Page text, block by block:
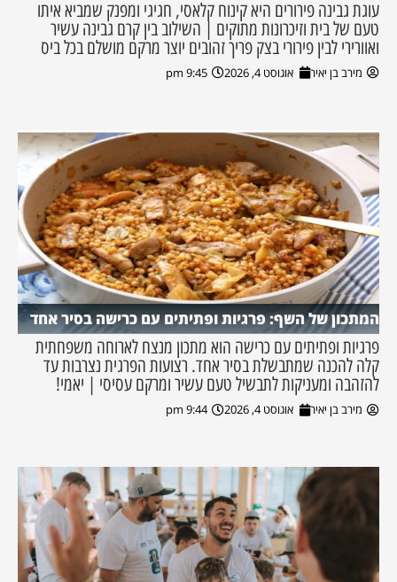
עוגת גבינה פירורים היא קינוח קלאסי, חגיגי ומפנק שמביא איתו
טעם של בית וזיכרונות מתוקים | השילוב בין קרם גבינה עשיר
ואוורירי לבין פירורי בצק פריך זהובים יוצר מרקם מושלם בכל ביס
מירב בן יאיר אוגוסט 4, 2026 9:45 pm
המתכון של השף: פרגיות ופתיתים עם כרישה בסיר אחד
פרגיות ופתיתים עם כרישה הוא מתכון מנצח לארוחה משפחתית
קלה להכנה שמתבשלת בסיר אחד. רצועות הפרגית נצרבות עד
להזהבה ומעניקות לתבשיל טעם עשיר ומרקם עסיסי | יאמי!
מירב בן יאיר אוגוסט 4, 2026 9:44 pm